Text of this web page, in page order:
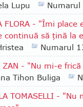
Lupu
FLORA - "Îmi
continuă să ţină la
Numarul
ZAN - "Nu mi-e
Tihon Buliga
TOMASELLI -